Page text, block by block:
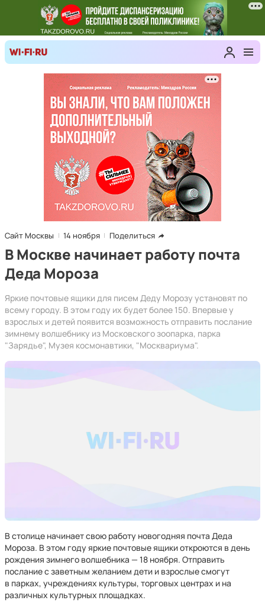
Сайт Москвы 14 ноября Поделиться
В Москве начинает работу почта
Деда Мороза
Яркие почтовые ящики для писем Деду Морозу установят по
всему городу. В этом году их будет более 150. Впервые у
взрослых и детей появится возможность отправить послание
зимнему волшебнику из Московского зоопарка, парка
"Зарядье", Музея космонавтики, "Москвариума".
В столице начинает свою работу новогодняя почта Деда
Мороза. В этом году яркие почтовые ящики откроются в день
рождения зимнего волшебника — 18 ноября. Отправить
послание с заветным желанием дети и взрослые смогут
в парках, учреждениях культуры, торговых центрах и на
различных культурных площадках.